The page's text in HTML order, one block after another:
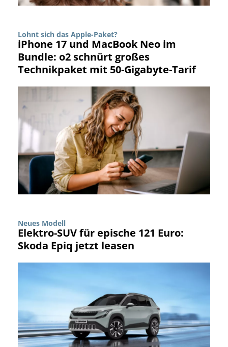
Lohnt sich das Apple-Paket?
iPhone 17 und MacBook Neo im
Bundle: o2 schnürt großes
Technikpaket mit 50-Gigabyte-Tarif
Neues Modell
Elektro-SUV für epische 121 Euro:
Skoda Epiq jetzt leasen